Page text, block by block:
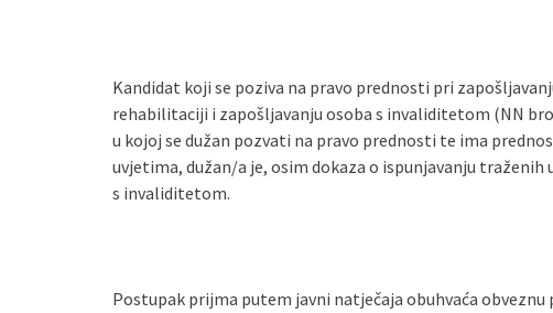
Kandidat koji se poziva na pravo prednosti pri
rehabilitaciji i zapošljavanju osoba s invaliditetom (NN
u kojoj se dužan pozvati na pravo prednosti te ima
uvjetima, dužan/a je, osim dokaza o ispunjavanju
s invaliditetom.
Postupak prijma putem javni natječaja obuhvaća